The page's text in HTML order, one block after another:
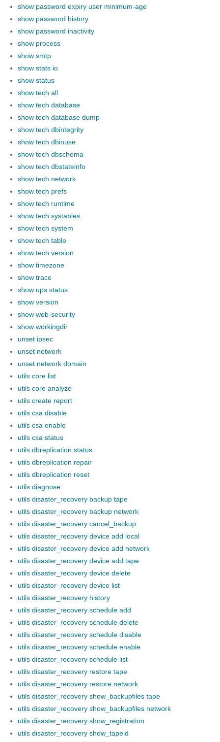
show password expiry user minimum-age
show password history
show password inactivity
show process
show smtp
show stats io
show status
show tech all
show tech database
show tech database dump
show tech dbintegrity
show tech dbinuse
show tech dbschema
show tech dbstateinfo
show tech network
show tech prefs
show tech runtime
show tech systables
show tech system
show tech table
show tech version
show timezone
show trace
show ups status
show version
show web-security
show workingdir
unset ipsec
unset network
unset network domain
utils core list
utils core analyze
utils create report
utils csa disable
utils csa enable
utils csa status
utils dbreplication status
utils dbreplication repair
utils dbreplication reset
utils diagnose
utils disaster_recovery backup tape
utils disaster_recovery backup network
utils disaster_recovery cancel_backup
utils disaster_recovery device add local
utils disaster_recovery device add network
utils disaster_recovery device add tape
utils disaster_recovery device delete
utils disaster_recovery device list
utils disaster_recovery history
utils disaster_recovery schedule add
utils disaster_recovery schedule delete
utils disaster_recovery schedule disable
utils disaster_recovery schedule enable
utils disaster_recovery schedule list
utils disaster_recovery restore tape
utils disaster_recovery restore network
utils disaster_recovery show_backupfiles tape
utils disaster_recovery show_backupfiles network
utils disaster_recovery show_registration
utils disaster_recovery show_tapeid